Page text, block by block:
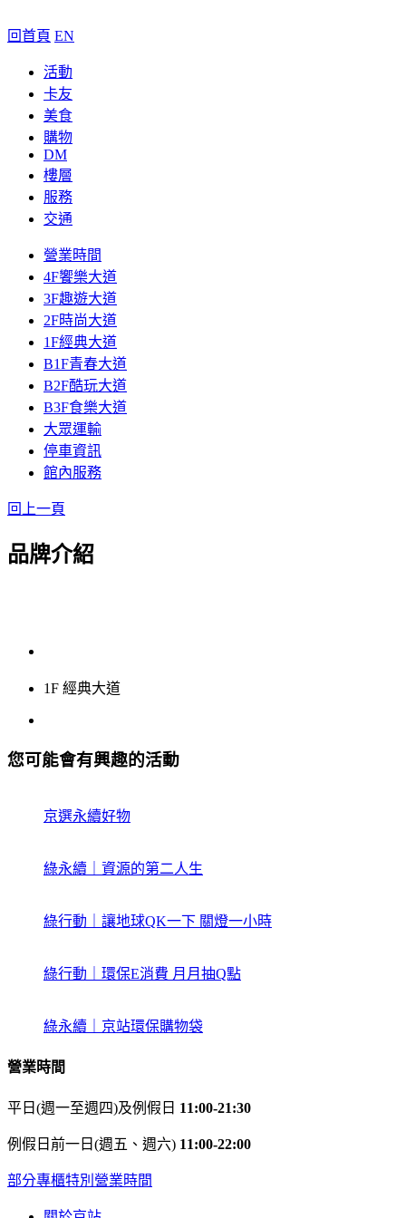
回首頁 EN
活動
卡友
美食
購物
DM
樓層
服務
交通
營業時間
4F饗樂大道
3F趣遊大道
2F時尚大道
1F經典大道
B1F青春大道
B2F酷玩大道
B3F食樂大道
大眾運輸
停車資訊
館內服務
回上一頁
品牌介紹
1F 經典大道
您可能會有興趣的活動
京選永續好物
綠永續｜資源的第二人生
綠行動｜讓地球QK一下 關燈一小時
綠行動｜環保E消費 月月抽Q點
綠永續｜京站環保購物袋
營業時間
平日(週一至週四)及例假日 11:00-21:30
例假日前一日(週五、週六) 11:00-22:00
部分專櫃特別營業時間